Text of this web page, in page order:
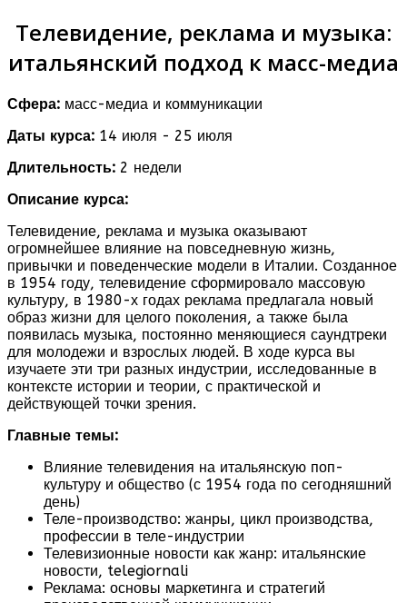
Телевидение, реклама и музыка:
итальянский подход к масс-медиа
Сфера: масс-медиа и коммуникации
Даты курса: 14 июля - 25 июля
Длительность: 2 недели
Описание курса:
Телевидение, реклама и музыка оказывают
огромнейшее влияние на повседневную жизнь,
привычки и поведенческие модели в Италии. Созданное
в 1954 году, телевидение сформировало массовую
культуру, в 1980-х годах реклама предлагала новый
образ жизни для целого поколения, а также была
появилась музыка, постоянно меняющиеся саундтреки
для молодежи и взрослых людей. В ходе курса вы
изучаете эти три разных индустрии, исследованные в
контексте истории и теории, с практической и
действующей точки зрения.
Главные темы:
Влияние телевидения на итальянскую поп-
культуру и общество (с 1954 года по сегодняшний
день)
Теле-производство: жанры, цикл производства,
профессии в теле-индустрии
Телевизионные новости как жанр: итальянские
новости, telegiornali
Реклама: основы маркетинга и стратегий